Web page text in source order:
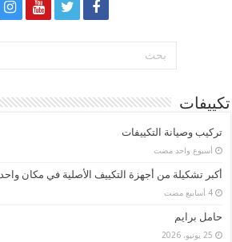
تكييفات
تركيب وصيانة التكييفات
‏أسبوع واحد مضت
أكبر تشكيلة من أجهزة التكييف الأصلية في مكان واحد
‏4 أسابيع مضت
حامل برايم
25 يونيو، 2026